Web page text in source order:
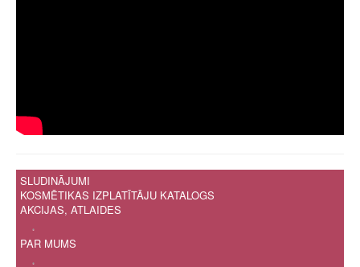
SLUDINĀJUMI
KOSMĒTIKAS IZPLATĪTĀJU KATALOGS
AKCIJAS, ATLAIDES
.
PAR MUMS
.